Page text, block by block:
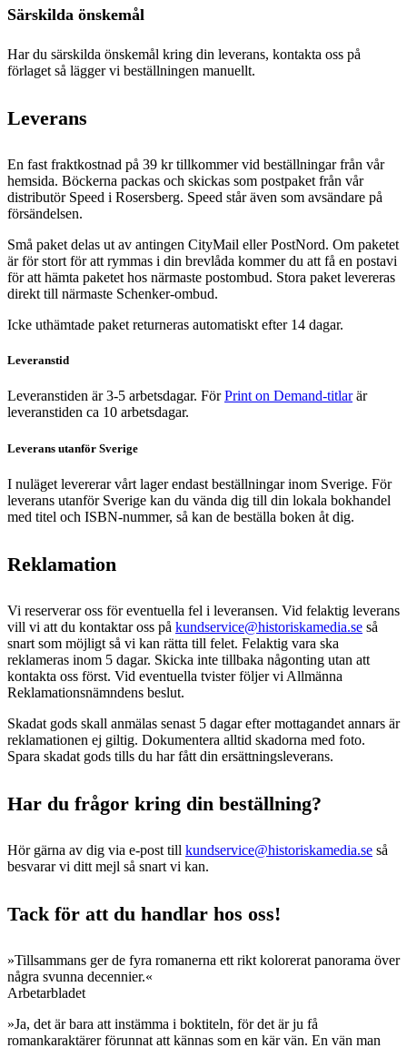
Särskilda önskemål
Har du särskilda önskemål kring din leverans, kontakta oss på
förlaget så lägger vi beställningen manuellt.
Leverans
En fast fraktkostnad på 39 kr tillkommer vid beställningar från vår
hemsida. Böckerna packas och skickas som postpaket från vår
distributör Speed i Rosersberg. Speed står även som avsändare på
försändelsen.
Små paket delas ut av antingen CityMail eller PostNord. Om paketet
är för stort för att rymmas i din brevlåda kommer du att få en postavi
för att hämta paketet hos närmaste postombud. Stora paket levereras
direkt till närmaste Schenker-ombud.
Icke uthämtade paket returneras automatiskt efter 14 dagar.
Leveranstid
Leveranstiden är 3-5 arbetsdagar. FörPrint on Demand-titlarär
leveranstiden ca 10 arbetsdagar.
Leverans utanför Sverige
I nuläget levererar vårt lager endast beställningar inom Sverige. För
leverans utanför Sverige kan du vända dig till din lokala bokhandel
med titel och ISBN-nummer, så kan de beställa boken åt dig.
Reklamation
Vi reserverar oss för eventuella fel i leveransen. Vid felaktig leverans
vill vi att du kontaktar oss på kundservice@historiskamedia.se så
snart som möjligt så vi kan rätta till felet. Felaktig vara ska
reklameras inom 5 dagar. Skicka inte tillbaka någonting utan att
kontakta oss först. Vid eventuella tvister följer vi Allmänna
Reklamationsnämndens beslut.
Skadat gods skall anmälas senast 5 dagar efter mottagandet annars är
reklamationen ej giltig. Dokumentera alltid skadorna med foto.
Spara skadat gods tills du har fått din ersättningsleverans.
Har du frågor kring din beställning?
Hör gärna av dig via e-post till kundservice@historiskamedia.se så
besvarar vi ditt mejl så snart vi kan.
Tack för att du handlar hos oss!
»Tillsammans ger de fyra romanerna ett rikt kolorerat panorama över
några svunna decennier.«
Arbetarbladet
»Ja, det är bara att instämma i boktiteln, för det är ju få
romankaraktärer förunnat att kännas som en kär vän. En vän man